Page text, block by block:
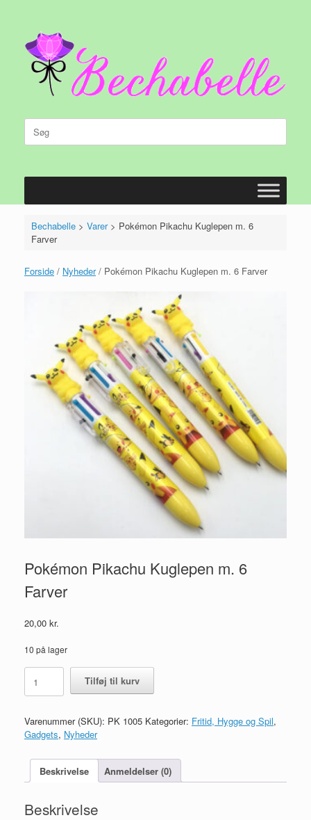
Søg
efter:
Bechabelle> Varer> Pokémon Pikachu Kuglepen m. 6
Farver
Forside / Nyheder/ Pokémon Pikachu Kuglepen m. 6 Farver
Pokémon Pikachu Kuglepen m. 6
Farver
20,00 kr.
10 på lager
Pikachu
Kuglepen
6
Farver
Tilføj til kurv
Varenummer (SKU): PK 1005 Kategorier: Fritid, Hygge og Spil,
Gadgets, Nyheder
Beskrivelse Anmeldelser (0)
Beskrivelse